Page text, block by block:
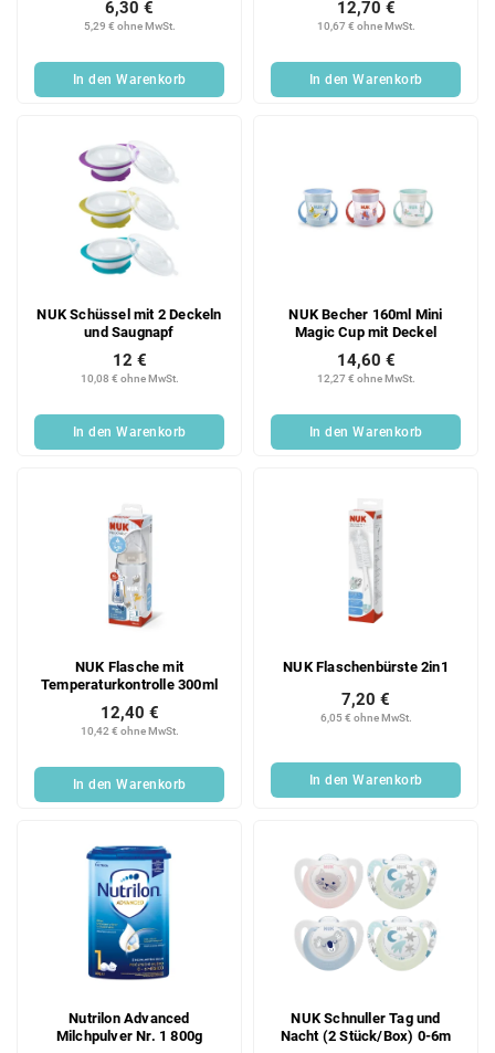
EINEN TRAINER 2 Stück, 4+
Monate
5,29 € ohne MwSt.
6,30 €
In den Warenkorb
10,67 € ohne MwSt.
12,70 €
In den Warenkorb
NUK Schüssel mit 2 Deckeln
und Saugnapf
10,08 € ohne MwSt.
12 €
In den Warenkorb
NUK Becher 160ml Mini
Magic Cup mit Deckel
12,27 € ohne MwSt.
14,60 €
In den Warenkorb
NUK Flasche mit
Temperaturkontrolle 300ml
10,42 € ohne MwSt.
12,40 €
In den Warenkorb
NUK Flaschenbürste 2in1
6,05 € ohne MwSt.
7,20 €
In den Warenkorb
Nutrilon Advanced
Milchpulver Nr. 1 800g
NUK Schnuller Tag und
Nacht (2 Stück/Box) 0-6m